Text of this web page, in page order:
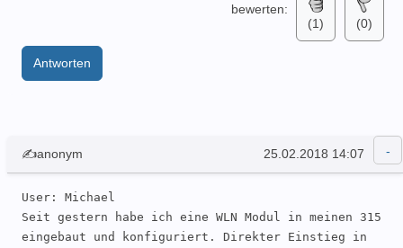
bewerten:
(1)
(0)
Antworten
✍anonym 25.02.2018 14:07
User: Michael
Seit gestern habe ich eine WLN Modul in meinen 315
eingebaut und konfiguriert. Direkter Einstieg in